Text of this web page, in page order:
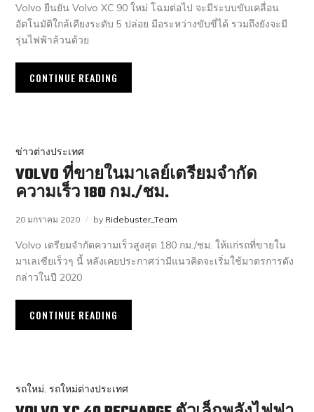
Volvo ยืนยัน Volvo XC 90 ใหม่ โฉมต่อไป จะมีระบบขับเคลื่อน
อัตโนมัติใกล้เคียงระดับ 5 ปล่อย มือระหว่างขับขี่ได้ รวมถึงยังจะมี
รุ่นไฟฟ้าล้วนด้วย
CONTINUE READING
ข่าวต่างประเทศ
VOLVO ที่ขายในมาเลย์เตรียมจำกัด
ความเร็ว 180 กม./ชม.
20 มกราคม 2020 by Ridebuster_Team
Volvo เตรียมจำกัดความเร็วสูงสุด 180 กม./ชม. ให้แก่รถที่ขายใน
มาเลเซียเร็วๆ นี้ หลังเคยประกาศว่ามีแนวคิดจะเริ่มใช้มาตรการดัง
กล่าวในปี 2020
CONTINUE READING
รถใหม่,รถใหม่ต่างประเทศ